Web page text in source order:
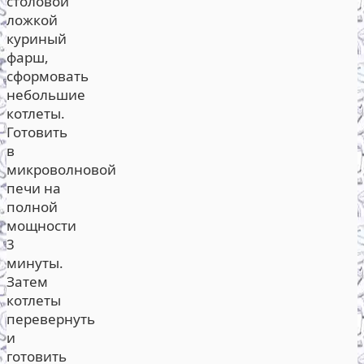
ложкой
куриный
фарш,
сформовать
небольшие
котлеты.
Готовить
в
микроволновой
печи на
полной
мощности
3
минуты.
Затем
котлеты
перевернуть
и
готовить